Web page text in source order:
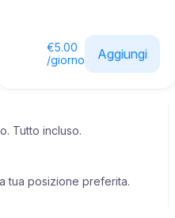
€5.00
/giorno
Aggiungi
Tutto incluso.
tua posizione preferita.